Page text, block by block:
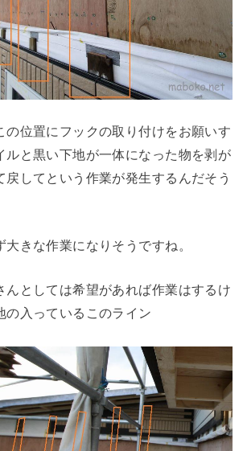
の位置にフックの取り付けをお願いす
ルと黒い下地が一体になった物を剥が
戻してという作業が発生するんだそう
大きな作業になりそうですね。
んとしては希望があれば作業はするけ
の入っているこのライン